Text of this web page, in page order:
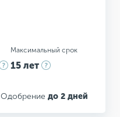
Максимальный срок
15 лет
Одобрение до 2 дней